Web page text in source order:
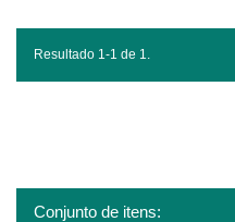
Resultado 1-1 de 1.
Conjunto de itens: